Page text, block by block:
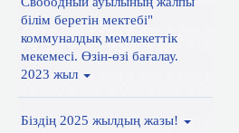
білім беретін мектебі"
коммуналдық мемлекеттік
мекемесі. Өзін-өзі бағалау.
2023 жыл
Біздің 2025 жылдың жазы!